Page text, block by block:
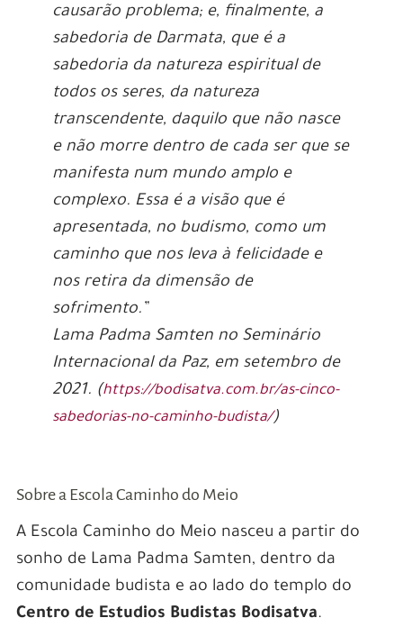
causarão problema; e, finalmente, a
sabedoria de Darmata, que é a
sabedoria da natureza espiritual de
todos os seres, da natureza
transcendente, daquilo que não nasce
e não morre dentro de cada ser que se
manifesta num mundo amplo e
complexo. Essa é a visão que é
apresentada, no budismo, como um
caminho que nos leva à felicidade e
nos retira da dimensão de
sofrimento.”
Lama Padma Samten no Seminário
Internacional da Paz, em setembro de
2021. (https://bodisatva.com.br/as-cinco-
sabedorias-no-caminho-budista/)
Sobre a Escola Caminho do Meio
A Escola Caminho do Meio nasceu a partir do
sonho de Lama Padma Samten, dentro da
comunidade budista e ao lado do templo do
Centro de Estudios Budistas Bodisatva.